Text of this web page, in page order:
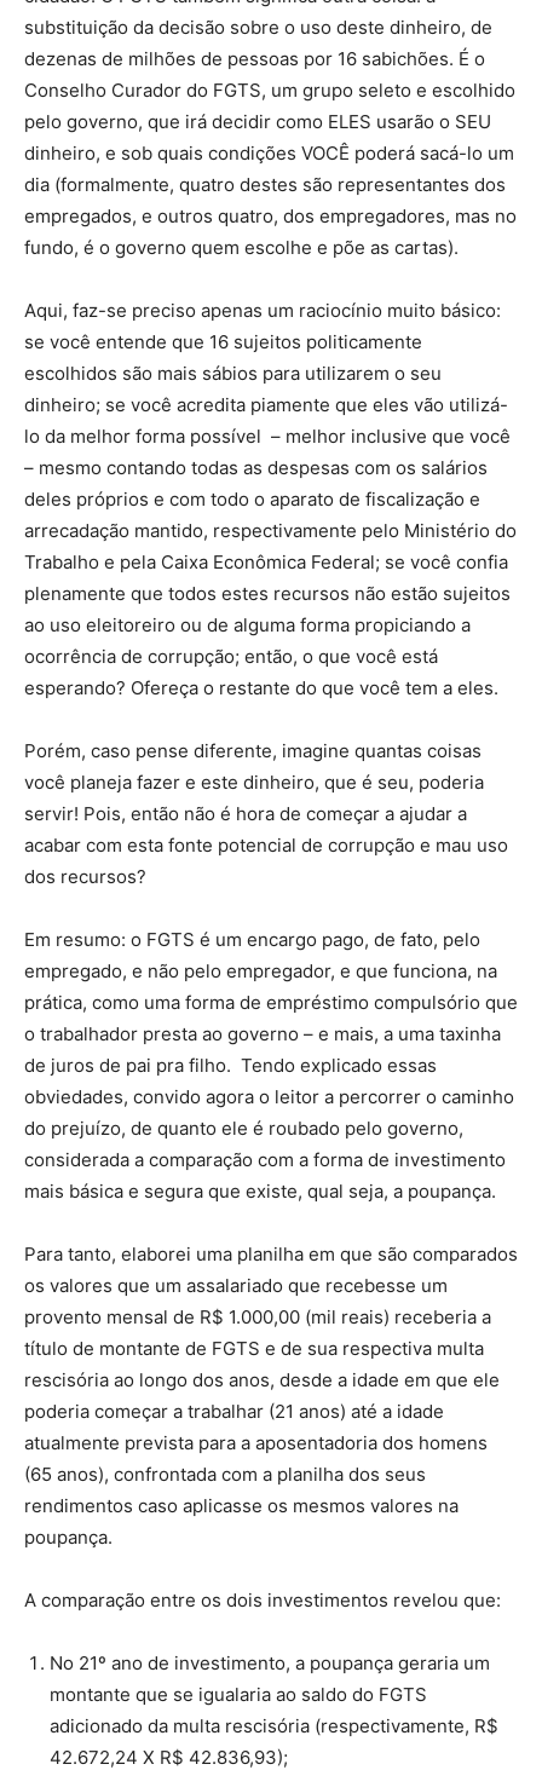
substituição da decisão sobre o uso deste dinheiro, de
dezenas de milhões de pessoas por 16 sabichões. É o
Conselho Curador do FGTS, um grupo seleto e escolhido
pelo governo, que irá decidir como ELES usarão o SEU
dinheiro, e sob quais condições VOCÊ poderá sacá-lo um
dia (formalmente, quatro destes são representantes dos
empregados, e outros quatro, dos empregadores, mas no
fundo, é o governo quem escolhe e põe as cartas).
Aqui, faz-se preciso apenas um raciocínio muito básico:
se você entende que 16 sujeitos politicamente
escolhidos são mais sábios para utilizarem o seu
dinheiro; se você acredita piamente que eles vão utilizá-
lo da melhor forma possível – melhor inclusive que você
– mesmo contando todas as despesas com os salários
deles próprios e com todo o aparato de fiscalização e
arrecadação mantido, respectivamente pelo Ministério do
Trabalho e pela Caixa Econômica Federal; se você confia
plenamente que todos estes recursos não estão sujeitos
ao uso eleitoreiro ou de alguma forma propiciando a
ocorrência de corrupção; então, o que você está
esperando? Ofereça o restante do que você tem a eles.
Porém, caso pense diferente, imagine quantas coisas
você planeja fazer e este dinheiro, que é seu, poderia
servir! Pois, então não é hora de começar a ajudar a
acabar com esta fonte potencial de corrupção e mau uso
dos recursos?
Em resumo: o FGTS é um encargo pago, de fato, pelo
empregado, e não pelo empregador, e que funciona, na
prática, como uma forma de empréstimo compulsório que
o trabalhador presta ao governo – e mais, a uma taxinha
de juros de pai pra filho. Tendo explicado essas
obviedades, convido agora o leitor a percorrer o caminho
do prejuízo, de quanto ele é roubado pelo governo,
considerada a comparação com a forma de investimento
mais básica e segura que existe, qual seja, a poupança.
Para tanto, elaborei uma planilha em que são comparados
os valores que um assalariado que recebesse um
provento mensal de R$ 1.000,00 (mil reais) receberia a
título de montante de FGTS e de sua respectiva multa
rescisória ao longo dos anos, desde a idade em que ele
poderia começar a trabalhar (21 anos) até a idade
atualmente prevista para a aposentadoria dos homens
(65 anos), confrontada com a planilha dos seus
rendimentos caso aplicasse os mesmos valores na
poupança.
A comparação entre os dois investimentos revelou que:
No 21º ano de investimento, a poupança geraria um
montante que se igualaria ao saldo do FGTS
adicionado da multa rescisória (respectivamente, R$
42.672,24 X R$ 42.836,93);